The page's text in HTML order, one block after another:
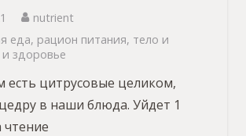
nutrient
еда, рацион питания, тело и
здоровье
цитрусовые целиком,
в наши блюда. Уйдет 1
чтение